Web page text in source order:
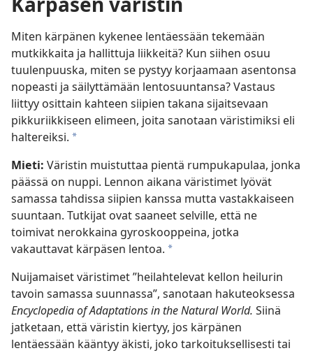
Miten kärpänen kykenee lentäessään tekemään
mutkikkaita ja hallittuja liikkeitä? Kun siihen osuu
tuulenpuuska, miten se pystyy korjaamaan asentonsa
nopeasti ja säilyttämään lentosuuntansa? Vastaus
liittyy osittain kahteen siipien takana sijaitsevaan
pikkuriikkiseen elimeen, joita sanotaan väristimiksi eli
haltereiksi. *
Mieti: Väristin muistuttaa pientä rumpukapulaa, jonka
päässä on nuppi. Lennon aikana väristimet lyövät
samassa tahdissa siipien kanssa mutta vastakkaiseen
suuntaan. Tutkijat ovat saaneet selville, että ne
toimivat nerokkaina gyroskooppeina, jotka
vakauttavat kärpäsen lentoa. *
Nuijamaiset väristimet ”heilahtelevat kellon heilurin
tavoin samassa suunnassa”, sanotaan hakuteoksessa
Encyclopedia of Adaptations in the Natural World. Siinä
jatketaan, että väristin kiertyy, jos kärpänen
lentäessään kääntyy äkisti, joko tarkoituksellisesti tai